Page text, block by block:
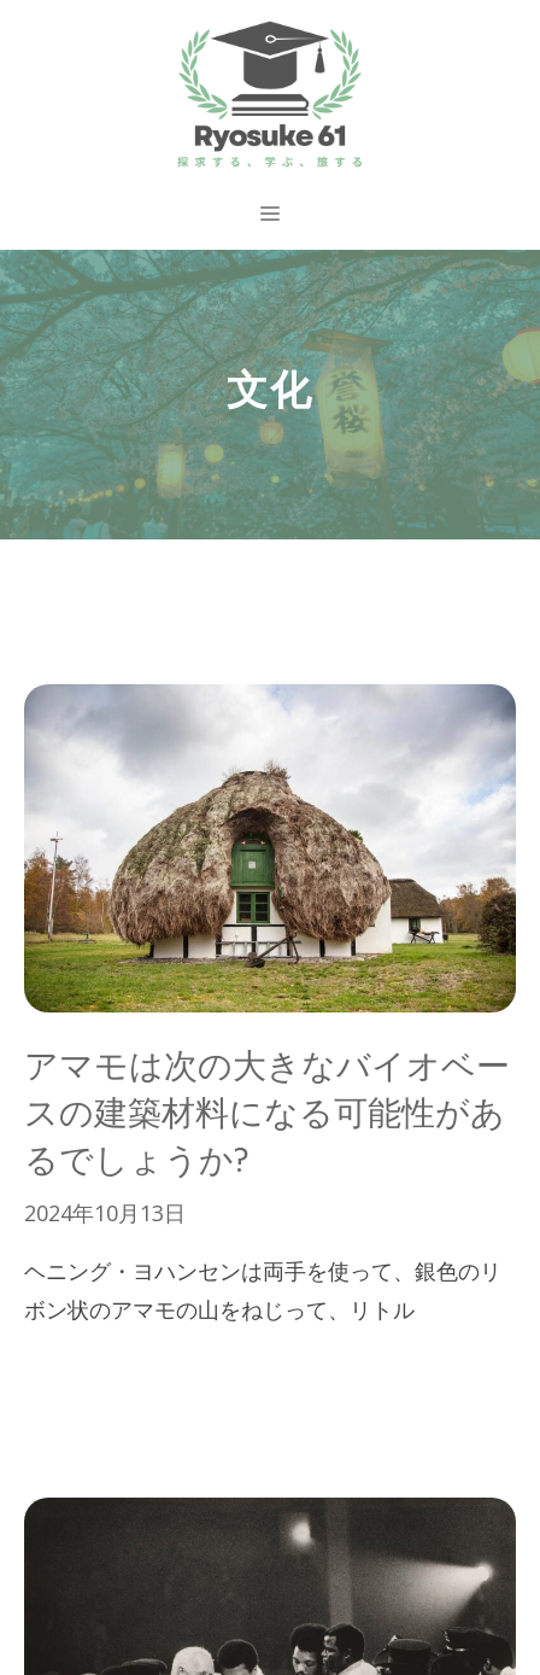
ス
キ
ッ
プ
メ
ニ
ュ
ー
文化
アマモは次の大きなバイオベー
スの建築材料になる可能性があ
るでしょうか?
2024年10月13日
ヘニング・ヨハンセンは両手を使って、銀色のリ
ボン状のアマモの山をねじって、リトル